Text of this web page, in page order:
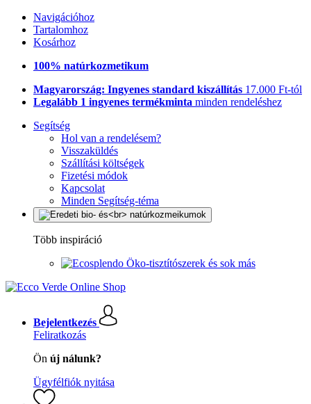
Navigációhoz
Tartalomhoz
Kosárhoz
100% natúrkozmetikum
Magyarország: Ingyenes standard kiszállítás 17.000 Ft-tól
Legalább 1 ingyenes termékminta minden rendeléshez
Segítség
Hol van a rendelésem?
Visszaküldés
Szállítási költségek
Fizetési módok
Kapcsolat
Minden Segítség-téma
Több inspiráció
Öko-tisztítószerek és sok más
Bejelentkezés
Feliratkozás
Ön új nálunk?
Ügyfélfiók nyitása